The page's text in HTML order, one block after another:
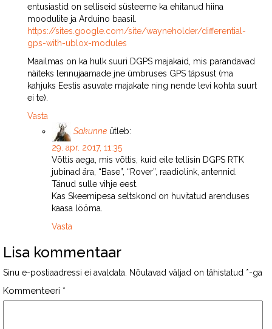
entusiastid on selliseid süsteeme ka ehitanud hiina
moodulite ja Arduino baasil.
https://sites.google.com/site/wayneholder/differential-
gps-with-ublox-modules
Maailmas on ka hulk suuri DGPS majakaid, mis parandavad
näiteks lennujaamade jne ümbruses GPS täpsust (ma
kahjuks Eestis asuvate majakate ning nende levi kohta suurt
ei te).
Vasta
Sakunne ütleb:
29. apr. 2017, 11:35
Võttis aega, mis võttis, kuid eile tellisin DGPS RTK
jubinad ära, “Base”, “Rover”, raadiolink, antennid.
Tänud sulle vihje eest.
Kas Skeemipesa seltskond on huvitatud arenduses
kaasa lööma.
Vasta
Lisa kommentaar
Sinu e-postiaadressi ei avaldata. Nõutavad väljad on tähistatud *-ga
Kommenteeri *